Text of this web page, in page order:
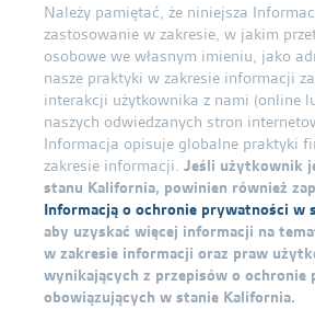
Należy pamiętać, że niniejsza
zastosowanie w zakresie, w jakim
osobowe we własnym imieniu, jako
nasze praktyki w zakresie informacji
interakcji użytkownika z nami (online
naszych odwiedzanych stron
Informacja opisuje globalne praktyki
zakresie informacji. Jeśli użytkownik
stanu Kalifornia, powinien również
Informacją o ochronie prywatności w
aby uzyskać więcej informacji na
w zakresie informacji oraz praw
wynikających z przepisów o ochronie
obowiązujących w stanie Kalifornia.